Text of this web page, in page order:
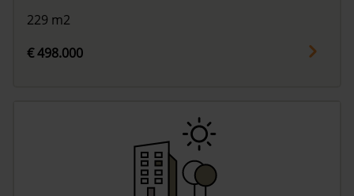
229 m2
€ 498.000